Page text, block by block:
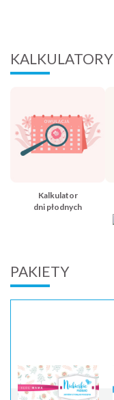
KALKULATORY
Kalkulator
dni płodnych
PAKIETY